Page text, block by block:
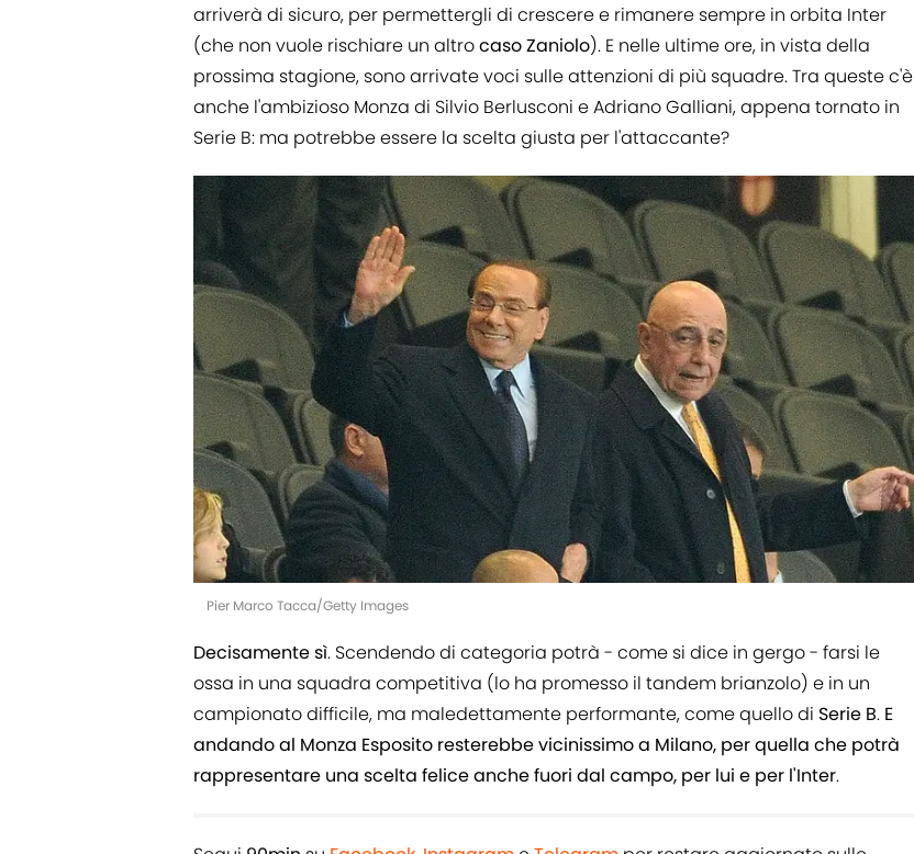
arriverà di sicuro, per permettergli di crescere e rimanere sempre in orbita Inter
(che non vuole rischiare un altrocasoZaniolo). E nelle ultime ore, in vista della
prossima stagione, sono arrivate voci sulle attenzioni di più squadre. Tra queste c'è
anche l'ambizioso Monza di Silvio Berlusconi e Adriano Galliani, appena tornato in
Serie B: ma potrebbe essere la scelta giusta per l'attaccante?
Pier Marco Tacca/Getty Images
Decisamente sì. Scendendo di categoria potrà - come si dice in gergo - farsi le
ossa in una squadra competitiva (lo ha promesso il tandem brianzolo) e in un
campionato difficile, ma maledettamente performante, come quello di Serie B. E
andando al Monza Esposito resterebbe vicinissimo a Milano, per quella che potrà
rappresentare una scelta felice anche fuori dal campo, per lui e per l'Inter.